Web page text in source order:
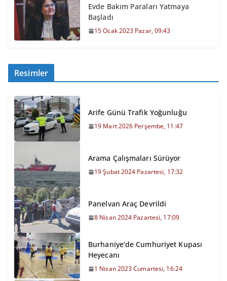
Evde Bakım Paraları Yatmaya
Başladı
15 Ocak 2023 Pazar, 09:43
Resimler
Arife Günü Trafik Yoğunluğu
19 Mart 2026 Perşembe, 11:47
Arama Çalışmaları Sürüyor
19 Şubat 2024 Pazartesi, 17:32
Panelvan Araç Devrildi
8 Nisan 2024 Pazartesi, 17:09
Burhaniye’de Cumhuriyet Kupası
Heyecanı
1 Nisan 2023 Cumartesi, 16:24